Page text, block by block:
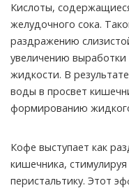
Кислоты,
желудочного сока.
раздражению
увеличению
жидкости. В
воды в просвет
формированию
Кофе выступает как
кишечника,
перистальтику. Этот